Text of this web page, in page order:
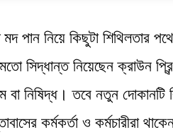
পান নিয়ে কিছুটা শিথিলতার
সিদ্ধান্ত নিয়েছেন ক্রাউন
বা নিষিদ্ধ। তবে নতুন
কর্মকর্তা ও কর্মচারীরা